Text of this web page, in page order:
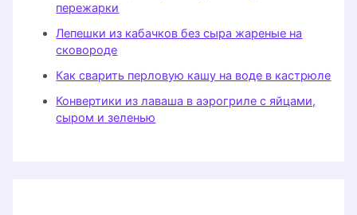
пережарки
Лепешки из кабачков без сыра жареные на
сковороде
Как сварить перловую кашу на воде в кастрюле
Конвертики из лаваша в аэрогриле с яйцами,
сыром и зеленью